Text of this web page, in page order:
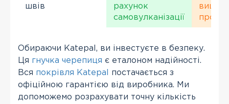
швів
рахунок
самовулканізації
вищий
Обираючи Katepal, ви інвестуєте в безпеку.
Ця гнучка черепиця є еталоном надійності.
Вся покрівля Katepal
постачається з
офіційною гарантією від виробника. Ми
допоможемо розрахувати точну кількість